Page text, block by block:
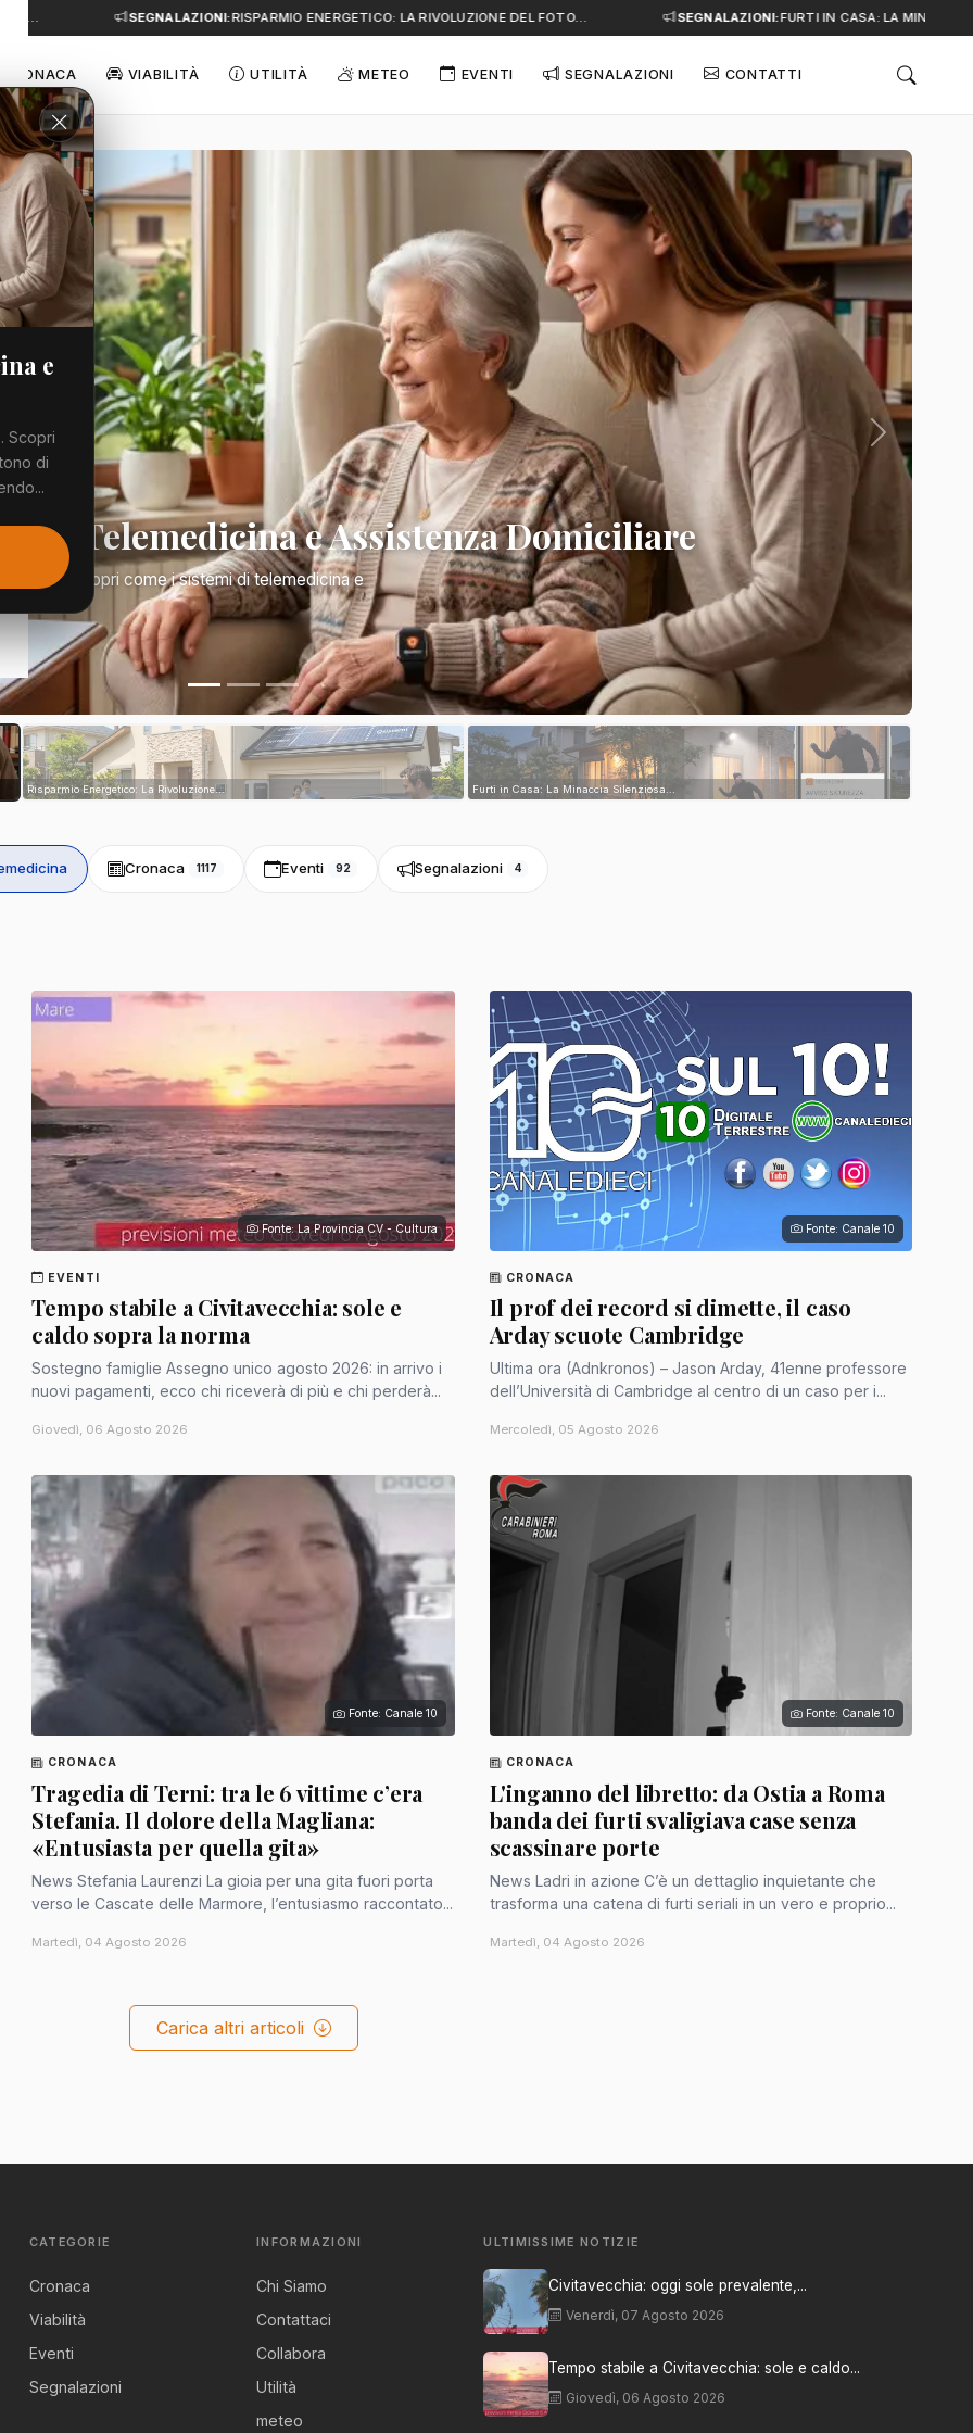
SEGNALAZIONI:RISPARMIO ENERGETICO: LA RIVOLUZIONE DEL FOTO… SEGNALAZIONI:FURTI IN CASA: LA MINACCIA
CRONACA VIABILITÀ UTILITÀ METEO EVENTI SEGNALAZIONI CONTATTI
e
Scopri
di
Telemedicina e Assistenza Domiciliare
di tutto. Scopri come i sistemi di telemedicina e
Successivo
Risparmio Energetico: La Rivoluzione... Furti in Casa: La Minaccia Silenziosa...
Cronaca 1117 Eventi 92 Segnalazioni 4
Fonte: La Provincia CV - Cultura
EVENTI
Tempo stabile a Civitavecchia: sole e
caldo sopra la norma
Sostegno famiglie Assegno unico agosto 2026: in arrivo i
nuovi pagamenti, ecco chi riceverà di più e chi perderà...
Giovedì, 06 Agosto 2026
Fonte: Canale 10
CRONACA
Il prof dei record si dimette, il caso
Arday scuote Cambridge
Ultima ora (Adnkronos) – Jason Arday, 41enne professore
dell’Università di Cambridge al centro di un caso per i...
Mercoledì, 05 Agosto 2026
Fonte: Canale 10
CRONACA
Tragedia di Terni: tra le 6 vittime c’era
Stefania. Il dolore della Magliana:
«Entusiasta per quella gita»
News Stefania Laurenzi La gioia per una gita fuori porta
verso le Cascate delle Marmore, l’entusiasmo raccontato...
Martedì, 04 Agosto 2026
Fonte: Canale 10
CRONACA
L'inganno del libretto: da Ostia a Roma
banda dei furti svaligiava case senza
scassinare porte
News Ladri in azione C’è un dettaglio inquietante che
trasforma una catena di furti seriali in un vero e proprio...
Martedì, 04 Agosto 2026
Carica altri articoli
CATEGORIE
Cronaca
Viabilità
Eventi
Segnalazioni
INFORMAZIONI
Chi Siamo
Contattaci
Collabora
Utilità
meteo
ULTIMISSIME NOTIZIE
Civitavecchia: oggi sole prevalente,...
Venerdì, 07 Agosto 2026
Tempo stabile a Civitavecchia: sole e caldo...
Giovedì, 06 Agosto 2026